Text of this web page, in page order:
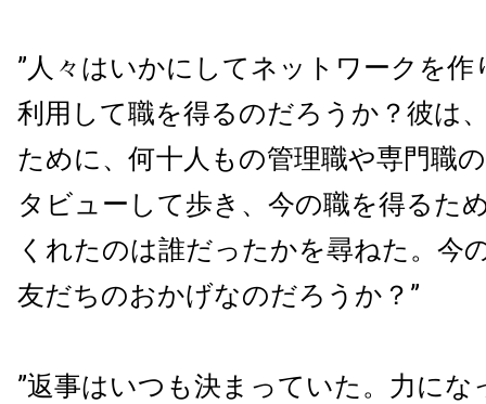
”人々はいかにしてネットワークを作
利用して職を得るのだろうか？彼は
ために、何十人もの管理職や専門職
タビューして歩き、今の職を得るた
くれたのは誰だったかを尋ねた。今
友だちのおかげなのだろうか？”
”返事はいつも決まっていた。力に